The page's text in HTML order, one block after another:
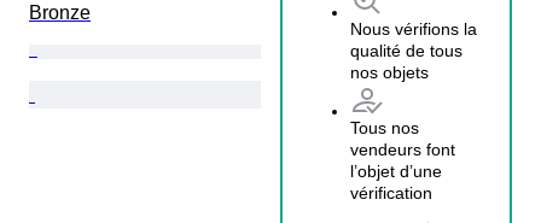
Nous vérifions la
qualité de tous
nos objets
Tous nos
vendeurs font
l’objet d’une
vérification
Bronze